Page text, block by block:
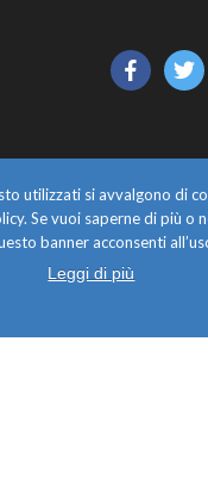
facebook
utilizzati si avvalgono di
Se vuoi saperne di più o
banner acconsenti
Leggi di più